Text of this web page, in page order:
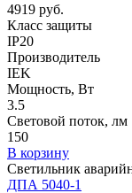
4919 руб.
Класс защиты
IP20
Производитель
IEK
Мощность, Вт
3.5
Световой поток, лм
150
В корзину
Светильник
ДПА 5040-1